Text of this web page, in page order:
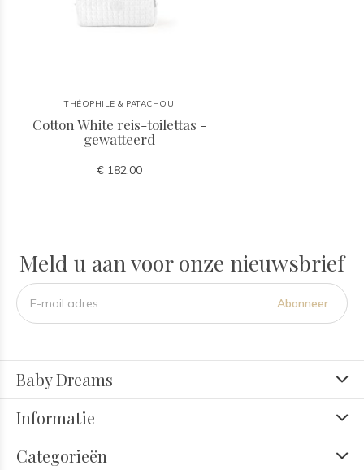
THÉOPHILE & PATACHOU
Cotton White reis-toilettas -
gewatteerd
€ 182,00
Meld u aan voor onze nieuwsbrief
Abonneer
Baby Dreams
Informatie
Categorieën